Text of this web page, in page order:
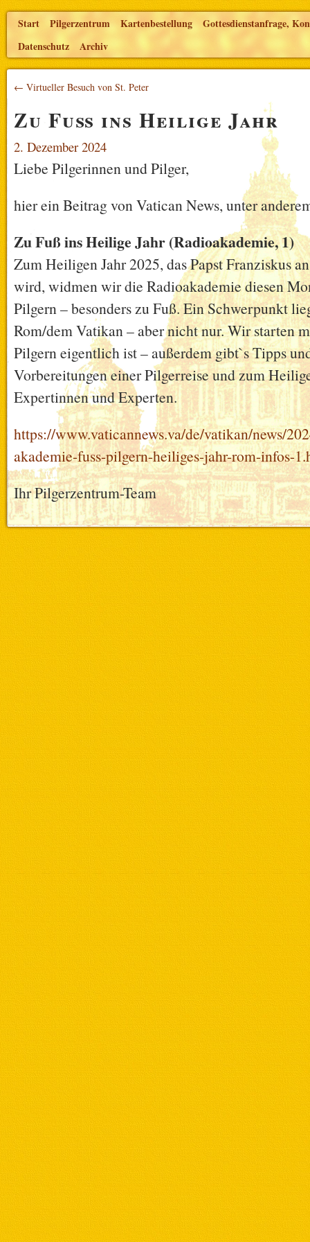
Start Pilgerzentrum Kartenbestellung
Gottesdienstanfrage,
Datenschutz
Archiv
← Virtueller Besuch von St. Peter
Zu Fuß ins Heilige Jahr
2. Dezember 2024
Liebe Pilgerinnen und Pilger,
hier ein Beitrag von Vatican News, unter
Zu Fuß ins Heilige Jahr (Radioakademie, 1)
Zum Heiligen Jahr 2025, das Papst Franziskus
wird, widmen wir die Radioakademie diesen
Pilgern – besonders zu Fuß. Ein Schwerpunkt
Rom/dem Vatikan – aber nicht nur. Wir starten
Pilgern eigentlich ist – außerdem gibt`s Tipps
Vorbereitungen einer Pilgerreise und zum
Expertinnen und Experten.
https://www.vaticannews.va/de/vatikan/news/
akademie-fuss-pilgern-heiliges-jahr-rom-infos-
Ihr Pilgerzentrum-Team